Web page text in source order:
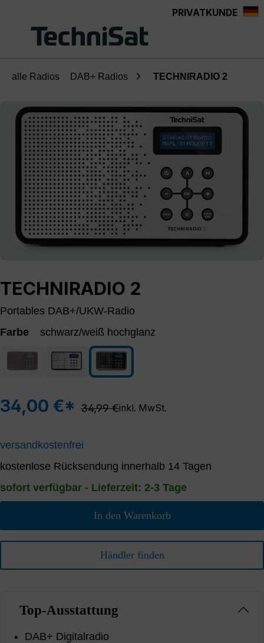
PRIVATKUNDE
alle Radios DAB+ Radios TECHNIRADIO 2
Bildergalerie überspringen
TECHNIRADIO 2
Portables DAB+/UKW-Radio
Farbe
schwarz/weiß hochglanz
schwarz/rot
(Diese Option ist zurzeit nicht verfügbar.)
schwarz/silberschwarz/weiß hochglanz
34,00 €* Regulärer Preis:
34,99 €inkl. MwSt.
versandkostenfrei
kostenlose Rücksendung innerhalb 14 Tagen
sofort verfügbar - Lieferzeit: 2-3 Tage
In den Warenkorb
Händler finden
Top-Ausstattung
DAB+ Digitalradio